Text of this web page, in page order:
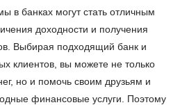
в банках могут стать отличным
доходности и получения
Выбирая подходящий банк и
клиентов, вы можете не только
но и помочь своим друзьям и
финансовые услуги. Поэтому